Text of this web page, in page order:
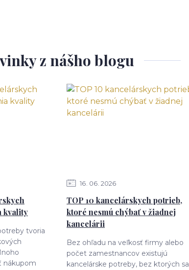
z nášho blogu
kvality
tvoria
nákupom
16 06 2026
TOP 10 kancelárskych potrieb,
ktoré nesmú chýbať v žiadnej
kancelárii
Bez ohľadu na veľkosť firmy alebo
počet zamestnancov existujú
kancelárske potreby, bez ktorých sa